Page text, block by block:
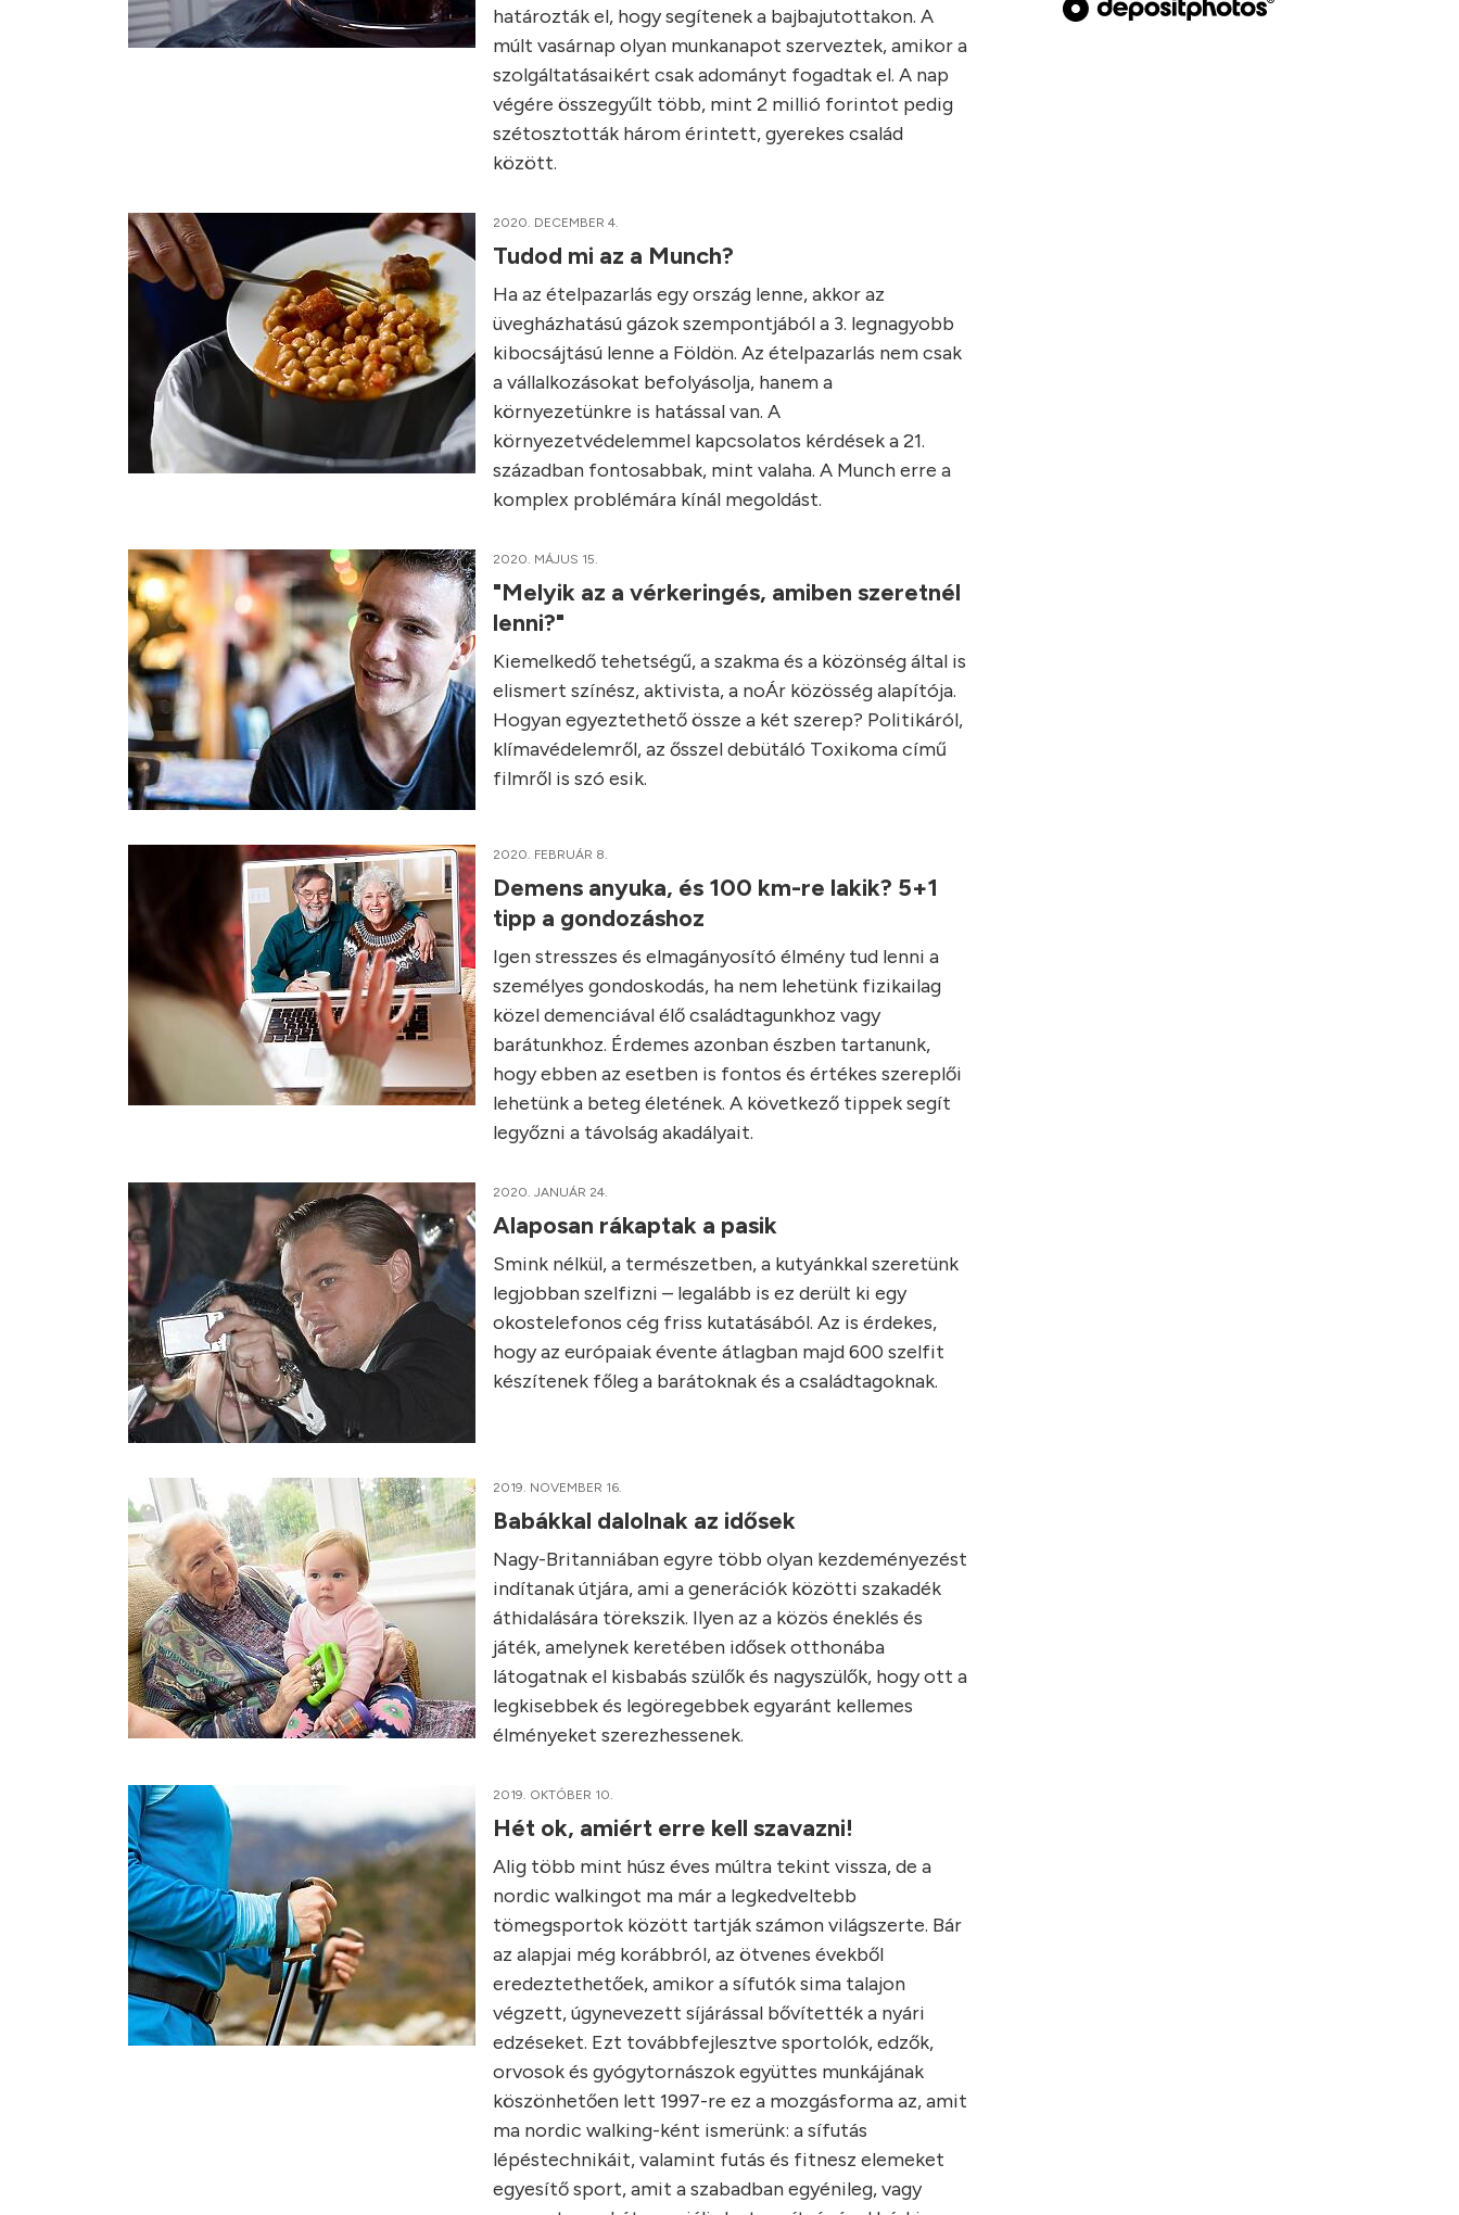
határozták el, hogy segítenek a bajbajutottakon. A
múlt vasárnap olyan munkanapot szerveztek, amikor a
szolgáltatásaikért csak adományt fogadtak el. A nap
végére összegyűlt több, mint 2 millió forintot pedig
szétosztották három érintett, gyerekes család
között.
2020. DECEMBER 4.
Tudod mi az a Munch?
Ha az ételpazarlás egy ország lenne, akkor az
üvegházhatású gázok szempontjából a 3. legnagyobb
kibocsájtású lenne a Földön. Az ételpazarlás nem csak
a vállalkozásokat befolyásolja, hanem a
környezetünkre is hatással van. A
környezetvédelemmel kapcsolatos kérdések a 21.
században fontosabbak, mint valaha. A Munch erre a
komplex problémára kínál megoldást.
2020. MÁJUS 15.
"Melyik az a vérkeringés, amiben szeretnél
lenni?"
Kiemelkedő tehetségű, a szakma és a közönség által is
elismert színész, aktivista, a noÁr közösség alapítója.
Hogyan egyeztethető össze a két szerep? Politikáról,
klímavédelemről, az ősszel debütáló Toxikoma című
filmről is szó esik.
2020. FEBRUÁR 8.
Demens anyuka, és 100 km-re lakik? 5+1
tipp a gondozáshoz
Igen stresszes és elmagányosító élmény tud lenni a
személyes gondoskodás, ha nem lehetünk fizikailag
közel demenciával élő családtagunkhoz vagy
barátunkhoz. Érdemes azonban észben tartanunk,
hogy ebben az esetben is fontos és értékes szereplői
lehetünk a beteg életének. A következő tippek segít
legyőzni a távolság akadályait.
2020. JANUÁR 24.
Alaposan rákaptak a pasik
Smink nélkül, a természetben, a kutyánkkal szeretünk
legjobban szelfizni – legalább is ez derült ki egy
okostelefonos cég friss kutatásából. Az is érdekes,
hogy az európaiak évente átlagban majd 600 szelfit
készítenek főleg a barátoknak és a családtagoknak.
2019. NOVEMBER 16.
Babákkal dalolnak az idősek
Nagy-Britanniában egyre több olyan kezdeményezést
indítanak útjára, ami a generációk közötti szakadék
áthidalására törekszik. Ilyen az a közös éneklés és
játék, amelynek keretében idősek otthonába
látogatnak el kisbabás szülők és nagyszülők, hogy ott a
legkisebbek és legöregebbek egyaránt kellemes
élményeket szerezhessenek.
2019. OKTÓBER 10.
Hét ok, amiért erre kell szavazni!
Alig több mint húsz éves múltra tekint vissza, de a
nordic walkingot ma már a legkedveltebb
tömegsportok között tartják számon világszerte. Bár
az alapjai még korábbról, az ötvenes évekből
eredeztethetőek, amikor a sífutók sima talajon
végzett, úgynevezett síjárással bővítették a nyári
edzéseket. Ezt továbbfejlesztve sportolók, edzők,
orvosok és gyógytornászok együttes munkájának
köszönhetően lett 1997-re ez a mozgásforma az, amit
ma nordic walking-ként ismerünk: a sífutás
lépéstechnikáit, valamint futás és fitnesz elemeket
egyesítő sport, amit a szabadban egyénileg, vagy